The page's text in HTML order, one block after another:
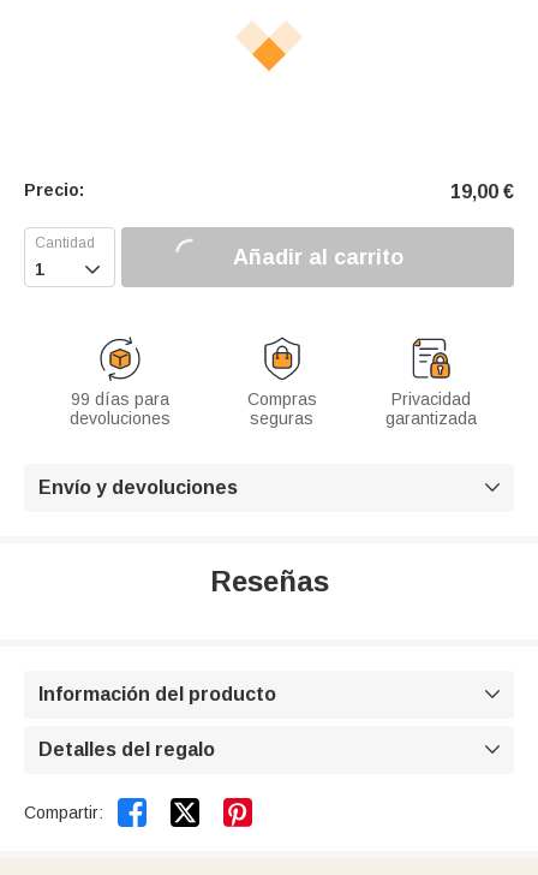
Precio: 19,00 €
 Añadir al carrito
99 días para
devoluciones
Compras
seguras
Privacidad
garantizada
Envío y devoluciones 
Reseñas
Información del producto 
Detalles del regalo 
Compartir:  